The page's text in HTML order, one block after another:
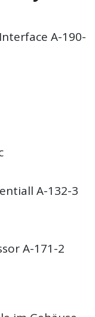
A-190-
A-132-3
A-171-2